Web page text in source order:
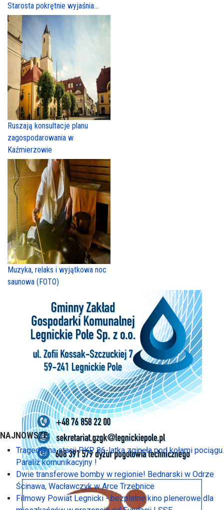
Starosta pokrętnie wyjaśnia...
Ruszają konsultacje planu
zagospodarowania w
Kaźmierzowie
Muzyka, relaks i wyjątkowa noc
saunowa (FOTO)
NAJNOWSZE:
Tragedia na stacji PKP. 86-latka zginęła pod kołami pociągu.
Paraliż komunikacyjny !
Dwie transferowe bomby w regionie! Bednarski w Odrze
Ścinawa, Wacławczyk w Arce Trzebnice
Filmowy Powiat Legnicki - bezpłatne kino plenerowe dla